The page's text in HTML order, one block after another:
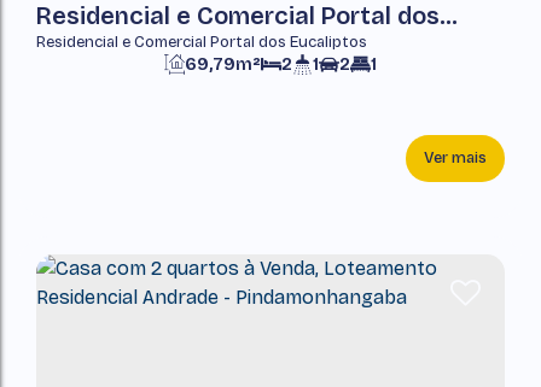
Residencial e Comercial Portal dos
Eucaliptos - Pindamonhangaba
Residencial e Comercial Portal dos Eucaliptos
2 1 1
2
69,79m²
Ver mais